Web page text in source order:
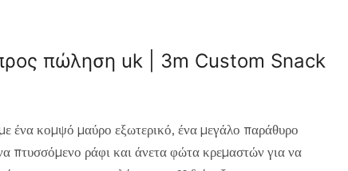
πώληση uk | 3m Custom Snack
ένα κομψό μαύρο εξωτερικό, ένα μεγάλο παράθυρο
πτυσσόμενο ράφι και άνετα φώτα κρεμαστών για να